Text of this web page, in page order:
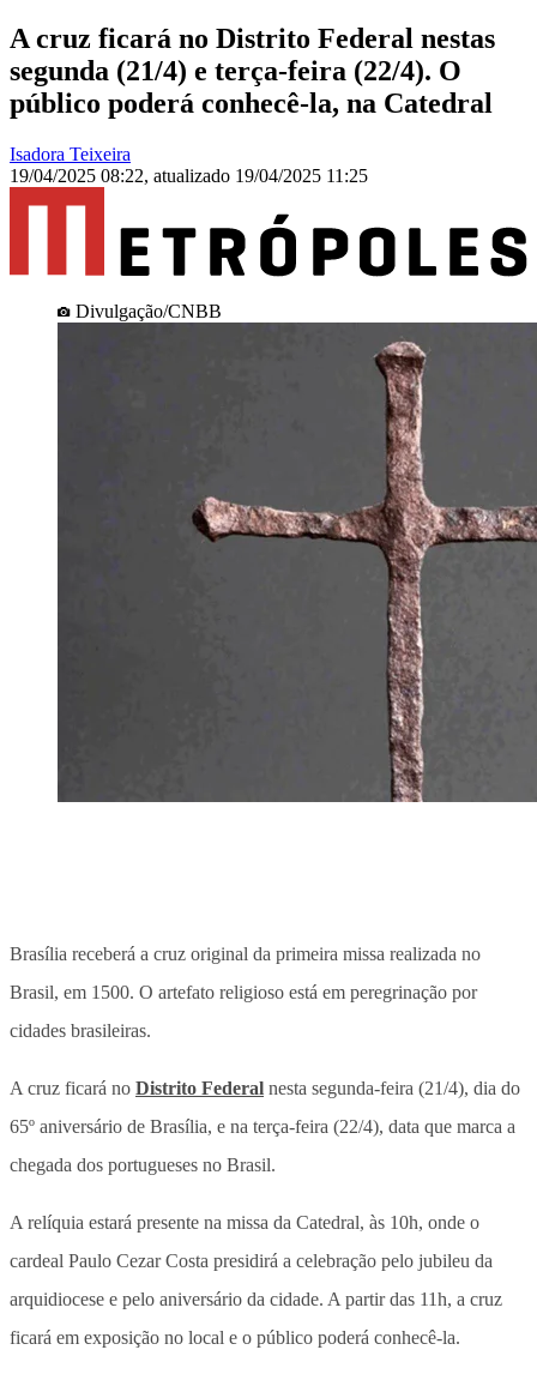
A cruz ficará no Distrito Federal nestas
segunda (21/4) e terça-feira (22/4). O
público poderá conhecê-la, na Catedral
Isadora Teixeira
19/04/2025 08:22, atualizado 19/04/2025 11:25
Divulgação/CNBB
Brasília receberá a cruz original da primeira missa realizada no
Brasil, em 1500. O artefato religioso está em peregrinação por
cidades brasileiras.
A cruz ficará no Distrito Federal nesta segunda-feira (21/4), dia do
65º aniversário de Brasília, e na terça-feira (22/4), data que marca a
chegada dos portugueses no Brasil.
A relíquia estará presente na missa da Catedral, às 10h, onde o
cardeal Paulo Cezar Costa presidirá a celebração pelo jubileu da
arquidiocese e pelo aniversário da cidade. A partir das 11h, a cruz
ficará em exposição no local e o público poderá conhecê-la.